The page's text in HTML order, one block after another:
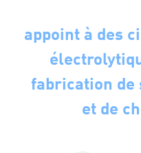
appoint à des
fabrication de
et de